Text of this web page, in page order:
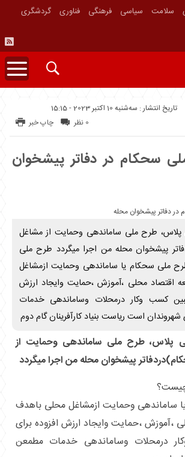
سلامت سیاسی فرهنگی فناوری
گردشگری
تاریخ انتشار : سه‌شنبه 10 اکتبر 2023 - 15:15
چاپ خبر 0 نظر
سحکام در دفاتر پیشخوان
پلاس، طرح ملی ساماندهی وحمایت از مشاغل
پیشخوان محله من اجرا میگردد طرح ملی
ملی سحکام یا ساماندهی وحمایت ازمشاغل
اقتصاد محلی ،آموزش ،حمایت وایجاد ارزش
کسب وکار درمحلات وساماندهی خدمات
است ریاست بنیاد کارآفرینان گام دوم
پلاس، طرح ملی ساماندهی وحمایت از
پیشخوان محله من اجرا میگردد
ساماندهی وحمایت ازمشاغل محلی باهدف
،آموزش ،حمایت وایجاد ارزش افزوده برای
درمحلات وساماندهی خدمات مطمعن